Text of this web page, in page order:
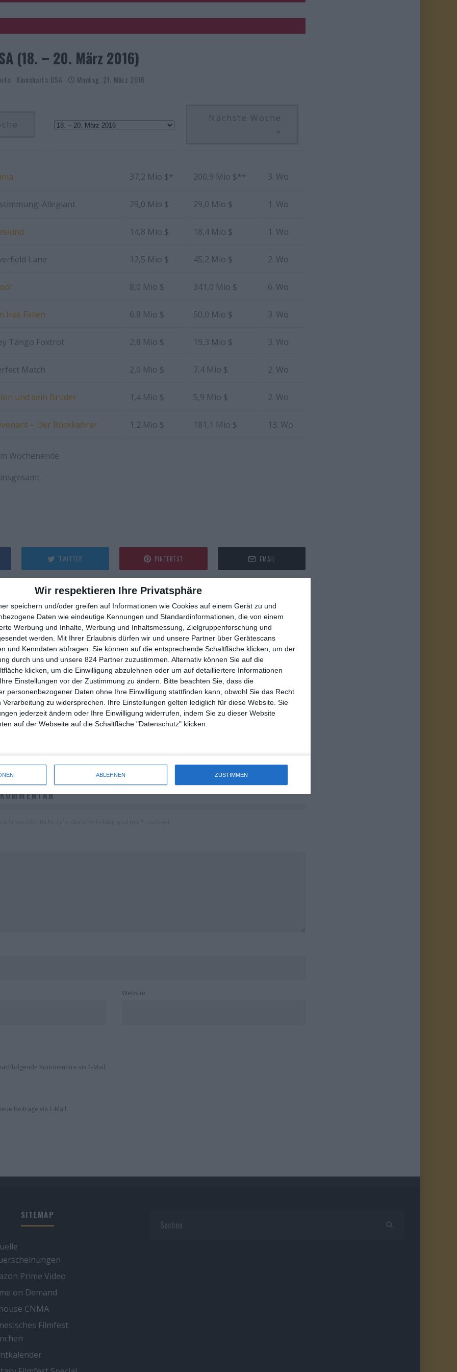
Wir respektieren Ihre Privatsphäre
speichern und/oder greifen auf Informationen wie Cookies auf einem Gerät zu und
Daten wie eindeutige Kennungen und Standardinformationen, die von einem
Werbung und Inhalte, Werbung und Inhaltsmessung, Zielgruppenforschung und
werden.
Mit Ihrer Erlaubnis dürfen wir und unsere Partner über Gerätescans
und Kenndaten abfragen. Sie können auf die entsprechende Schaltfläche klicken, um der
durch uns und unsere 824 Partner zuzustimmen. Alternativ können Sie auf die
klicken, um die Einwilligung abzulehnen oder um auf detailliertere Informationen
Einstellungen vor der Zustimmung zu ändern.
Bitte beachten Sie, dass die
personenbezogener Daten ohne Ihre Einwilligung stattfinden kann, obwohl Sie das Recht
Verarbeitung zu widersprechen. Ihre Einstellungen gelten lediglich für diese Website. Sie
jederzeit ändern oder Ihre Einwilligung widerrufen, indem Sie zu dieser Website
auf der Webseite auf die Schaltfläche "Datenschutz" klicken.
ABLEHNEN ZUSTIMMEN
(18. – 20. März 2016)
Kinocharts USA Montag, 21. März 2016
Nächste Woche
»
37,2 Mio $* 200,9 Mio $** 3. Wo
Allegiant 29,0 Mio $ 29,0 Mio $ 1. Wo
14,8 Mio $ 18,4 Mio $ 1. Wo
Lane 12,5 Mio $ 45,2 Mio $ 2. Wo
8,0 Mio $ 341,0 Mio $ 6. Wo
Has Fallen 6,8 Mio $ 50,0 Mio $ 3. Wo
Tango Foxtrot 2,8 Mio $ 19,3 Mio $ 3. Wo
Match 2,0 Mio $ 7,4 Mio $ 2. Wo
und sein Bruder 1,4 Mio $ 5,9 Mio $ 2. Wo
– Der Rückkehrer 1,2 Mio $ 181,1 Mio $ 13. Wo
Wochenende
TWITTER PINTEREST EMAIL
(24. – 26. JULI 2026)
Kinocharts
Kinocharts UK
KINOCHARTS WELTWEIT (24. – 26. JULI 2026)
Die Redaktion Kinocharts
Website
Kommentare via E-Mail.
Beiträge via E-Mail.
SITEMAP
Prime Video
on Demand
CNMA
Filmfest